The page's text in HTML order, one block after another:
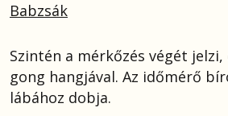
Babzsák
Szintén a mérkőzés végét jelzi,
gong hangjával. Az időmérő
lábához dobja.